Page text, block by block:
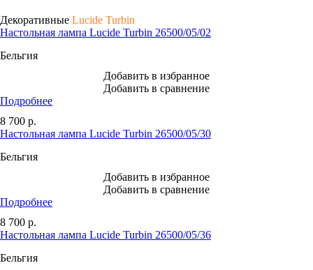
Декоративные Lucide Turbin
Настольная лампа Lucide Turbin 26500/05/02
Бельгия
Добавить в избранное
Добавить в сравнение
Подробнее
8 700 р.
Настольная лампа Lucide Turbin 26500/05/30
Бельгия
Добавить в избранное
Добавить в сравнение
Подробнее
8 700 р.
Настольная лампа Lucide Turbin 26500/05/36
Бельгия